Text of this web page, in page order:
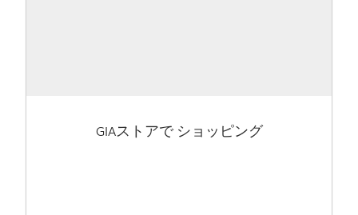
GIAストアで ショッピング